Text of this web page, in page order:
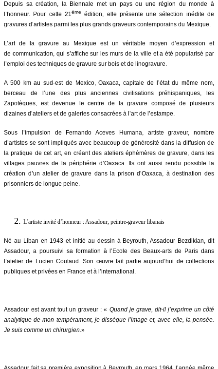
Depuis sa création, la Biennale met un pays ou une région du monde à
l’honneur. Pour cette 21ème
édition, elle présente une sélection inédite de
gravures d’artistes parmi les plus grands graveurs contemporains du Mexique.
L’art de la gravure au Mexique est un véritable moyen d’expression et
de communication, qui s’affiche sur les murs de la ville et a été popularisé par
l’emploi des techniques de gravure sur bois et de linogravure.
A 500 km au sud-est de Mexico, Oaxaca, capitale de l’état du même nom,
berceau de l’une des plus anciennes civilisations préhispaniques, les
Zapotèques, est devenue le centre de la gravure composé de plusieurs
dizaines d’ateliers et de galeries consacrées à l’art de l’estampe.
Sous l’impulsion de Fernando Aceves Humana, artiste graveur, nombre
d’artistes se sont impliqués avec beaucoup de générosité dans la diffusion de
la pratique de cet art, en créant des ateliers éphémères de gravure, dans les
villages pauvres de la périphérie d’Oaxaca. Ils ont aussi rendu possible la
création d’un atelier de gravure dans la prison d’Oaxaca, à destination des
prisonniers de longue peine.
L’artiste invité d’honneur : Assadour, peintre-graveur libanais
Né au Liban en 1943 et initié au dessin à Beyrouth, Assadour Bezdikian, dit
Assadour, a poursuivi sa formation à l’Ecole des Beaux-arts de Paris dans
l’atelier de Lucien Coutaud. Son œuvre fait partie aujourd’hui de collections
publiques et privées en France et à l’international.
Assadour est avant tout un graveur : « Quand je grave, dit-il j’exprime un côté
analytique de mon tempérament, je dissèque l’image et, avec elle, la pensée.
Je suis comme un chirurgien.»